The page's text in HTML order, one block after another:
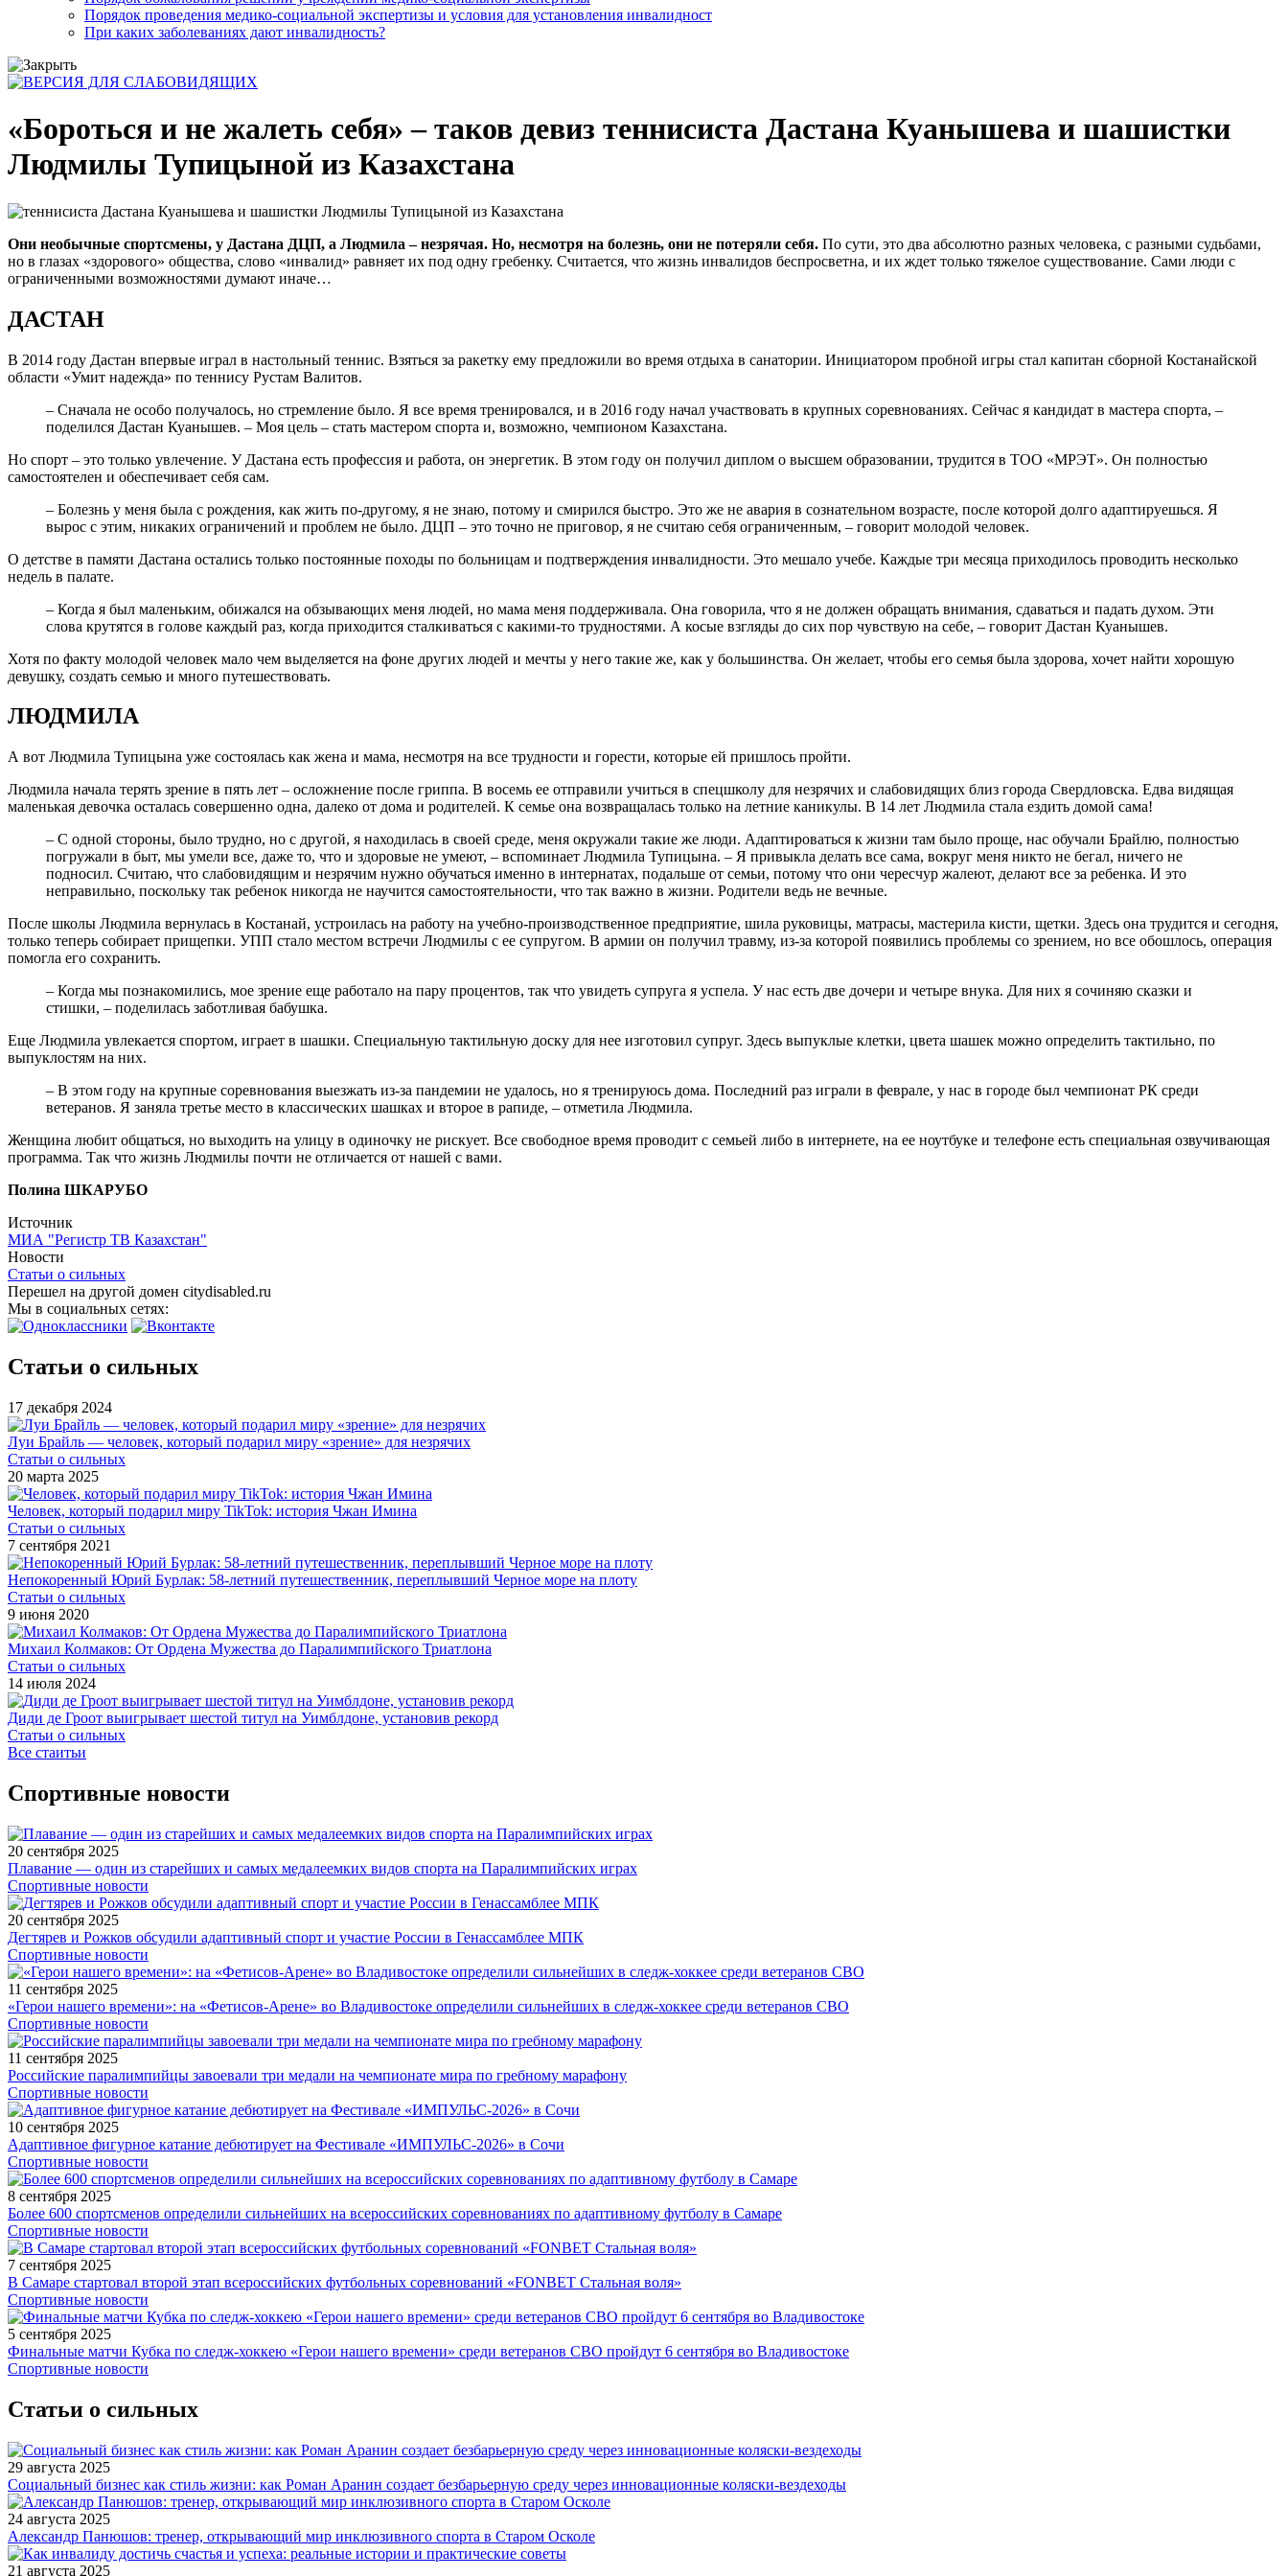
Порядок проведения медико-социальной экспертизы и условия для установления инвалидност
При каких заболеваниях дают инвалидность?
«Бороться и не жалеть себя» – таков девиз теннисиста Дастана Куанышева и шашистки
Людмилы Тупицыной из Казахстана
Они необычные спортсмены, у Дастана ДЦП, а Людмила – незрячая. Но, несмотря на болезнь, они не потеряли себя. По сути, это два абсолютно разных человека, с разными судьбами,
но в глазах «здорового» общества, слово «инвалид» равняет их под одну гребенку. Считается, что жизнь инвалидов беспросветна, и их ждет только тяжелое существование. Сами люди с
ограниченными возможностями думают иначе…
ДАСТАН
В 2014 году Дастан впервые играл в настольный теннис. Взяться за ракетку ему предложили во время отдыха в санатории. Инициатором пробной игры стал капитан сборной Костанайской
области «Умит надежда» по теннису Рустам Валитов.
– Сначала не особо получалось, но стремление было. Я все время тренировался, и в 2016 году начал участвовать в крупных соревнованиях. Сейчас я кандидат в мастера спорта, –
поделился Дастан Куанышев. – Моя цель – стать мастером спорта и, возможно, чемпионом Казахстана.
Но спорт – это только увлечение. У Дастана есть профессия и работа, он энергетик. В этом году он получил диплом о высшем образовании, трудится в ТОО «МРЭТ». Он полностью
самостоятелен и обеспечивает себя сам.
– Болезнь у меня была с рождения, как жить по-другому, я не знаю, потому и смирился быстро. Это же не авария в сознательном возрасте, после которой долго адаптируешься. Я
вырос с этим, никаких ограничений и проблем не было. ДЦП – это точно не приговор, я не считаю себя ограниченным, – говорит молодой человек.
О детстве в памяти Дастана остались только постоянные походы по больницам и подтверждения инвалидности. Это мешало учебе. Каждые три месяца приходилось проводить несколько
недель в палате.
– Когда я был маленьким, обижался на обзывающих меня людей, но мама меня поддерживала. Она говорила, что я не должен обращать внимания, сдаваться и падать духом. Эти
слова крутятся в голове каждый раз, когда приходится сталкиваться с какими-то трудностями. А косые взгляды до сих пор чувствую на себе, – говорит Дастан Куанышев.
Хотя по факту молодой человек мало чем выделяется на фоне других людей и мечты у него такие же, как у большинства. Он желает, чтобы его семья была здорова, хочет найти хорошую
девушку, создать семью и много путешествовать.
ЛЮДМИЛА
А вот Людмила Тупицына уже состоялась как жена и мама, несмотря на все трудности и горести, которые ей пришлось пройти.
Людмила начала терять зрение в пять лет – осложнение после гриппа. В восемь ее отправили учиться в спецшколу для незрячих и слабовидящих близ города Свердловска. Едва видящая
маленькая девочка осталась совершенно одна, далеко от дома и родителей. К семье она возвращалась только на летние каникулы. В 14 лет Людмила стала ездить домой сама!
– С одной стороны, было трудно, но с другой, я находилась в своей среде, меня окружали такие же люди. Адаптироваться к жизни там было проще, нас обучали Брайлю, полностью
погружали в быт, мы умели все, даже то, что и здоровые не умеют, – вспоминает Людмила Тупицына. – Я привыкла делать все сама, вокруг меня никто не бегал, ничего не
подносил. Считаю, что слабовидящим и незрячим нужно обучаться именно в интернатах, подальше от семьи, потому что они чересчур жалеют, делают все за ребенка. И это
неправильно, поскольку так ребенок никогда не научится самостоятельности, что так важно в жизни. Родители ведь не вечные.
После школы Людмила вернулась в Костанай, устроилась на работу на учебно-производственное предприятие, шила руковицы, матрасы, мастерила кисти, щетки. Здесь она трудится и сегодня,
только теперь собирает прищепки. УПП стало местом встречи Людмилы с ее супругом. В армии он получил травму, из-за которой появились проблемы со зрением, но все обошлось, операция
помогла его сохранить.
– Когда мы познакомились, мое зрение еще работало на пару процентов, так что увидеть супруга я успела. У нас есть две дочери и четыре внука. Для них я сочиняю сказки и
стишки, – поделилась заботливая бабушка.
Еще Людмила увлекается спортом, играет в шашки. Специальную тактильную доску для нее изготовил супруг. Здесь выпуклые клетки, цвета шашек можно определить тактильно, по
выпуклостям на них.
– В этом году на крупные соревнования выезжать из-за пандемии не удалось, но я тренируюсь дома. Последний раз играли в феврале, у нас в городе был чемпионат РК среди
ветеранов. Я заняла третье место в классических шашках и второе в рапиде, – отметила Людмила.
Женщина любит общаться, но выходить на улицу в одиночку не рискует. Все свободное время проводит с семьей либо в интернете, на ее ноутбуке и телефоне есть специальная озвучивающая
программа. Так что жизнь Людмилы почти не отличается от нашей с вами.
Полина ШКАРУБО
Источник
МИА "Регистр ТВ Казахстан"
Новости
Статьи о сильных
Перешел на другой домен citydisabled.ru
Мы в социальных сетях:
Статьи о сильных
17 декабря 2024
Луи Брайль — человек, который подарил миру «зрение» для незрячих
Статьи о сильных
20 марта 2025
Человек, который подарил миру TikTok: история Чжан Имина
Статьи о сильных
7 сентября 2021
Непокоренный Юрий Бурлак: 58-летний путешественник, переплывший Черное море на плоту
Статьи о сильных
9 июня 2020
Михаил Колмаков: От Ордена Мужества до Паралимпийского Триатлона
Статьи о сильных
14 июля 2024
Диди де Гроот выигрывает шестой титул на Уимблдоне, установив рекорд
Статьи о сильных
Все стаитьи
Спортивные новости
20 сентября 2025
Плавание — один из старейших и самых медалеемких видов спорта на Паралимпийских играх
Спортивные новости
20 сентября 2025
Дегтярев и Рожков обсудили адаптивный спорт и участие России в Генассамблее МПК
Спортивные новости
11 сентября 2025
«Герои нашего времени»: на «Фетисов-Арене» во Владивостоке определили сильнейших в следж-хоккее среди ветеранов СВО
Спортивные новости
11 сентября 2025
Российские паралимпийцы завоевали три медали на чемпионате мира по гребному марафону
Спортивные новости
10 сентября 2025
Адаптивное фигурное катание дебютирует на Фестивале «ИМПУЛЬС-2026» в Сочи
Спортивные новости
8 сентября 2025
Более 600 спортсменов определили сильнейших на всероссийских соревнованиях по адаптивному футболу в Самаре
Спортивные новости
7 сентября 2025
В Самаре стартовал второй этап всероссийских футбольных соревнований «FONBET Стальная воля»
Спортивные новости
5 сентября 2025
Финальные матчи Кубка по следж-хоккею «Герои нашего времени» среди ветеранов СВО пройдут 6 сентября во Владивостоке
Спортивные новости
Статьи о сильных
29 августа 2025
Социальный бизнес как стиль жизни: как Роман Аранин создает безбарьерную среду через инновационные коляски-вездеходы
24 августа 2025
Александр Панюшов: тренер, открывающий мир инклюзивного спорта в Старом Осколе
21 августа 2025